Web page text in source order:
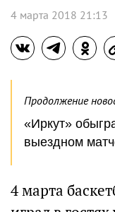
4 марта 2018 21:13
Продолжение
«Иркут»
выездном
4 марта